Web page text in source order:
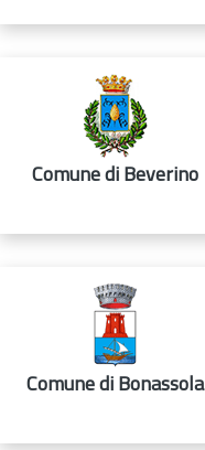
Comune di Beverino
Comune di Bonassola